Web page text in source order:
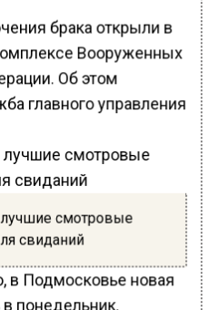
брака открыли в
Вооруженных
Об этом
главного управления
смотровые
свиданий
в Подмосковье новая
понедельник.